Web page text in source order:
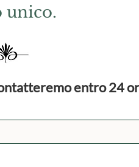
unico.
entro 24